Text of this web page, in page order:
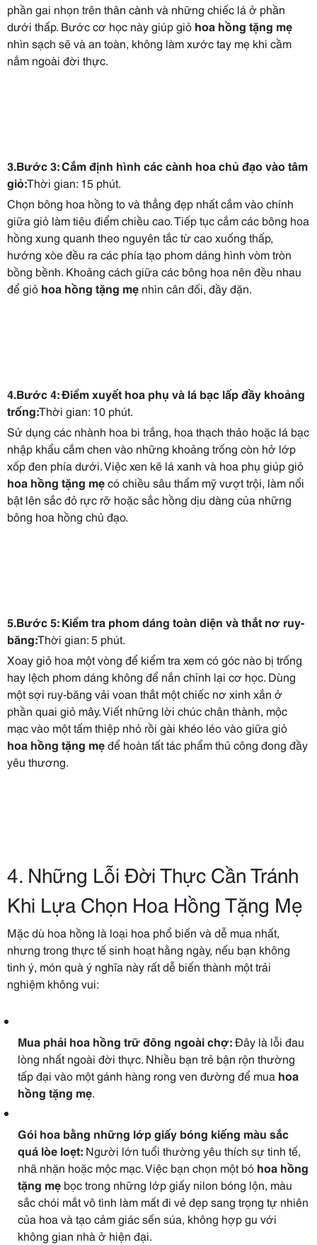
phần gai nhọn trên thân cành và những chiếc lá ở phần
dưới thấp. Bước cơ học này giúp giỏ hoa hồng tặng mẹ
nhìn sạch sẽ và an toàn, không làm xước tay mẹ khi cầm
nắm ngoài đời thực.
3.Bước 3: Cắm định hình các cành hoa chủ đạo vào tâm
giỏ:Thời gian: 15 phút.
Chọn bông hoa hồng to và thẳng đẹp nhất cắm vào chính
giữa giỏ làm tiêu điểm chiều cao. Tiếp tục cắm các bông hoa
hồng xung quanh theo nguyên tắc từ cao xuống thấp,
hướng xòe đều ra các phía tạo phom dáng hình vòm tròn
bồng bềnh. Khoảng cách giữa các bông hoa nên đều nhau
để giỏ hoa hồng tặng mẹ nhìn cân đối, đầy đặn.
4.Bước 4: Điểm xuyết hoa phụ và lá bạc lấp đầy khoảng
trống:Thời gian: 10 phút.
Sử dụng các nhành hoa bi trắng, hoa thạch thảo hoặc lá bạc
nhập khẩu cắm chen vào những khoảng trống còn hở lớp
xốp đen phía dưới. Việc xen kẽ lá xanh và hoa phụ giúp giỏ
hoa hồng tặng mẹcó chiều sâu thẩm mỹ vượt trội, làm nổi
bật lên sắc đỏ rực rỡ hoặc sắc hồng dịu dàng của những
bông hoa hồng chủ đạo.
5.Bước 5: Kiểm tra phom dáng toàn diện và thắt nơ ruy-
băng:Thời gian: 5 phút.
Xoay giỏ hoa một vòng để kiểm tra xem có góc nào bị trống
hay lệch phom dáng không để nắn chỉnh lại cơ học. Dùng
một sợi ruy-băng vải voan thắt một chiếc nơ xinh xắn ở
phần quai giỏ mây. Viết những lời chúc chân thành, mộc
mạc vào một tấm thiệp nhỏ rồi gài khéo léo vào giữa giỏ
hoa hồng tặng mẹđể hoàn tất tác phẩm thủ công đong đầy
yêu thương.
4. Những Lỗi Đời Thực Cần Tránh
Khi Lựa Chọn Hoa Hồng Tặng Mẹ
Mặc dù hoa hồng là loại hoa phổ biến và dễ mua nhất,
nhưng trong thực tế sinh hoạt hằng ngày, nếu bạn không
tinh ý, món quà ý nghĩa này rất dễ biến thành một trải
nghiệm không vui:
Mua phải hoa hồng trữ đông ngoài chợ:Đây là lỗi đau
lòng nhất ngoài đời thực. Nhiều bạn trẻ bận rộn thường
tấp đại vào một gánh hàng rong ven đường để mua hoa
hồng tặng mẹ.
Gói hoa bằng những lớp giấy bóng kiếng màu sắc
quá lòe loẹt: Người lớn tuổi thường yêu thích sự tinh tế,
nhã nhặn hoặc mộc mạc. Việc bạn chọn một bó hoa hồng
tặng mẹ bọc trong những lớp giấy nilon bóng lộn, màu
sắc chói mắt vô tình làm mất đi vẻ đẹp sang trọng tự nhiên
của hoa và tạo cảm giác sến súa, không hợp gu với
không gian nhà ở hiện đại.